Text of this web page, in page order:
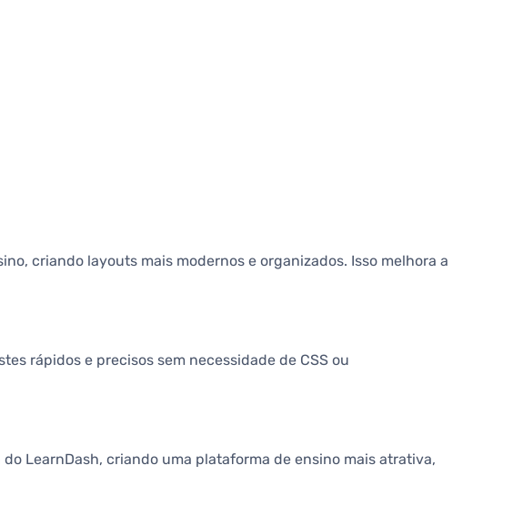
criando layouts mais modernos e organizados. Isso melhora a
rápidos e precisos sem necessidade de CSS ou
LearnDash, criando uma plataforma de ensino mais atrativa,